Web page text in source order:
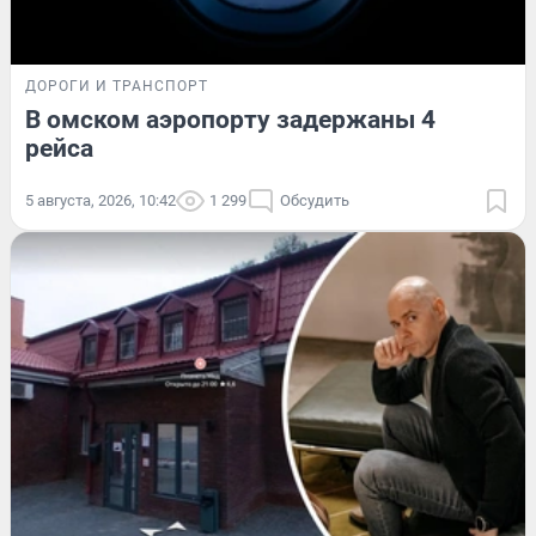
ДОРОГИ И ТРАНСПОРТ
В омском аэропорту задержаны 4
рейса
5 августа, 2026, 10:42 1 299 Обсудить